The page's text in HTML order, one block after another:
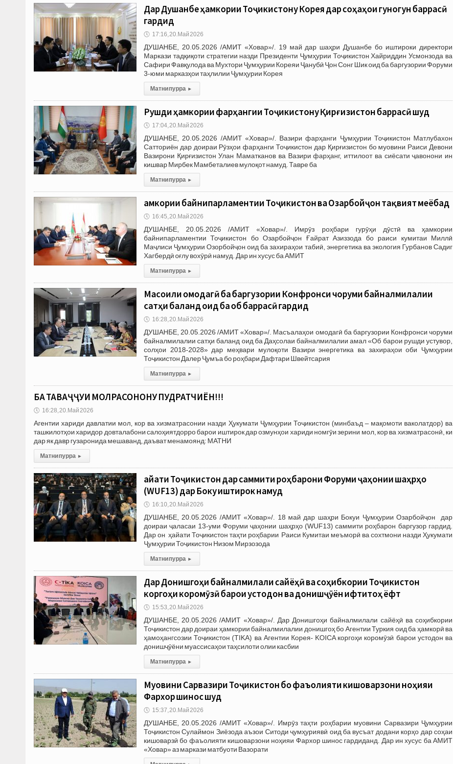
Дар Душанбе ҳамкории Тоҷикистону Корея дар соҳаҳои гуногун баррасӣ
гардид
🕔 17:16, 20.Май 2026
ДУШАНБЕ, 20.05.2026 /АМИТ «Ховар»/. 19 май дар шаҳри Душанбе бо иштироки директори
Маркази тадқиқоти стратегии назди Президенти Ҷумҳурии Тоҷикистон Хайриддин Усмонзода ва
Сафири Фавқулода ва Мухтори Ҷумҳурии Кореяи Ҷанубӣ Ҷон Сонг Шик оид ба баргузории Форуми
3-юми марказҳои таҳлилии Ҷумҳурии Корея
Матни пурра ▸
Рушди ҳамкории фарҳангии Тоҷикистону Қирғизистон баррасӣ шуд
🕔 17:04, 20.Май 2026
ДУШАНБЕ, 20.05.2026 /АМИТ «Ховар»/. Вазири фарҳанги Ҷумҳурии Тоҷикистон Матлубахон
Сатториён дар доираи Рӯзҳои фарҳанги Тоҷикистон дар Қирғизистон бо муовини Раиси Девони
Вазирони Қирғизистон Улан Маматканов ва Вазири фарҳанг, иттилоот ва сиёсати ҷавонони ин
кишвар Мирбек Мамбеталиев мулоқот намуд. Тавре ба
Матни пурра ▸
Ҳамкории байнипарламентии Тоҷикистон ва Озарбойҷон тақвият меёбад
🕔 16:45, 20.Май 2026
ДУШАНБЕ, 20.05.2026 /АМИТ «Ховар»/. Имрӯз роҳбари гурӯҳи дӯстӣ ва ҳамкории
байнипарламентии Тоҷикистон бо Озарбойҷон Ғайрат Азиззода бо раиси кумитаи Миллӣ
Маҷлиси Ҷумҳурии Озорбойҷон оид ба захираҳои табиӣ, энергетика ва экология Гурбанов Садиг
Хагбердӣ оғлу вохӯрӣ намуд. Дар ин хусус ба АМИТ
Матни пурра ▸
‎Масоили омодагӣ ба баргузории Конфронси чоруми байналмилалии
сатҳи баланд оид ба об баррасӣ гардид
🕔 16:28, 20.Май 2026
ДУШАНБЕ, 20.05.2026 /АМИТ «Ховар»/. Масъалаҳои омодагӣ ба баргузории Конфронси чоруми
байналмилалии сатҳи баланд оид ба Даҳсолаи байналмилалии амал «Об барои рушди устувор,
солҳои 2018-2028» дар меҳвари мулоқоти Вазири энергетика ва захираҳои оби Ҷумҳурии
Тоҷикистон Далер Ҷумъа бо роҳбари Дафтари Швейтсария
Матни пурра ▸
БА ТАВАҶҶУҲИ МОЛРАСОНОНУ ПУДРАТЧИЁН!!!
🕔 16:28, 20.Май 2026
Агентии хариди давлатии мол, кор ва хизматрасонии назди Ҳукумати Ҷумҳурии Тоҷикистон (минбаъд – мақомоти ваколатдор) ва
ташкилотҳои харидор довталабони салоҳиятдорро барои иштирок дар озмунҳои хариди номгӯи зерини мол, кор ва хизматрасонӣ, ки
дар як давр гузаронида мешаванд, даъват менамоянд: МАТНИ
Матни пурра ▸
Ҳайати Тоҷикистон дар саммити роҳбарони Форуми ҷаҳонии шаҳрҳо
(WUF13) дар Боку иштирок намуд
🕔 16:10, 20.Май 2026
ДУШАНБЕ, 20.05.2026 /АМИТ «Ховар»/. 18 май дар шаҳри Бокуи Ҷумҳурии Озарбойҷон дар
доираи ҷаласаи 13-уми Форуми ҷаҳонии шаҳрҳо (WUF13) саммити роҳбарон баргузор гардид.
Дар он ҳайати Тоҷикистон таҳти роҳбарии Раиси Кумитаи меъморӣ ва сохтмони назди Ҳукумати
Ҷумҳурии Тоҷикистон Низом Мирзозода
Матни пурра ▸
Дар Донишгоҳи байналмилали сайёҳӣ ва соҳибкории Тоҷикистон
коргоҳи коромӯзӣ барои устодон ва донишҷӯён ифтитоҳ ёфт
🕔 15:53, 20.Май 2026
ДУШАНБЕ, 20.05.2026 /АМИТ «Ховар»/. Дар Донишгоҳи байналмилали сайёҳӣ ва соҳибкории
Тоҷикистон дар доираи ҳамкории байналмилалии донишгоҳ бо Агентии Туркия оид ба ҳамкорӣ ва
ҳамоҳангсозии Тоҷикистон (TIKA) ва Агентии Корея- KOICA коргоҳи коромӯзӣ барои устодон ва
донишҷӯёни муассисаҳои таҳсилоти олии касбии
Матни пурра ▸
Муовини Сарвазири Тоҷикистон бо фаъолияти кишоварзони ноҳияи
Фархор шинос шуд
🕔 15:37, 20.Май 2026
ДУШАНБЕ, 20.05.2026 /АМИТ «Ховар»/. Имрӯз таҳти роҳбарии муовини Сарвазири Ҷумҳурии
Тоҷикистон Сулаймон Зиёзода аъзои Ситоди ҷумҳуриявӣ оид ба вусъат додани корҳо дар соҳаи
кишоварзӣ бо фаъолияти кишоварзони ноҳияи Фархор шинос гардиданд. Дар ин хусус ба АМИТ
«Ховар» аз маркази матбуоти Вазорати